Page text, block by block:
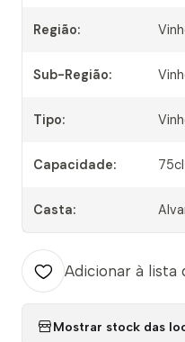
Região:
Sub-Região:
Tipo:
Capacidade: 75cl
Casta:
Adicionar à lista
Mostrar stock das